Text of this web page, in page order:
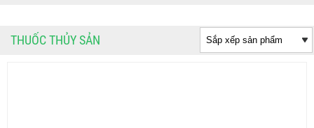
THUỐC THỦY SẢN